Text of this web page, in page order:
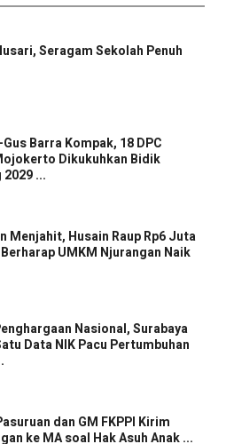
Seragam Sekolah Penuh
Barra Kompak, 18 DPC
Dikukuhkan Bidik
...
Menjahit, Husain Raup Rp6 Juta
UMKM Njurangan Naik
Nasional, Surabaya
Data NIK Pacu Pertumbuhan
dan GM FKPPI Kirim
ke MA soal Hak Asuh Anak ...